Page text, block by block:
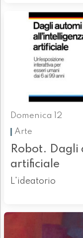
Domenica 12
Arte
Robot.
artificiale
L'ideatorio